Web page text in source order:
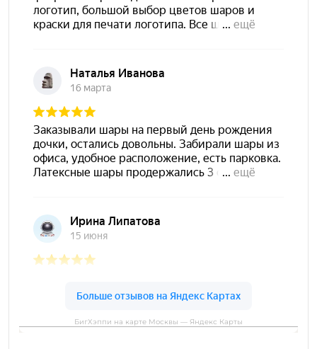
БигХэппи на карте Москвы — Яндекс Карты